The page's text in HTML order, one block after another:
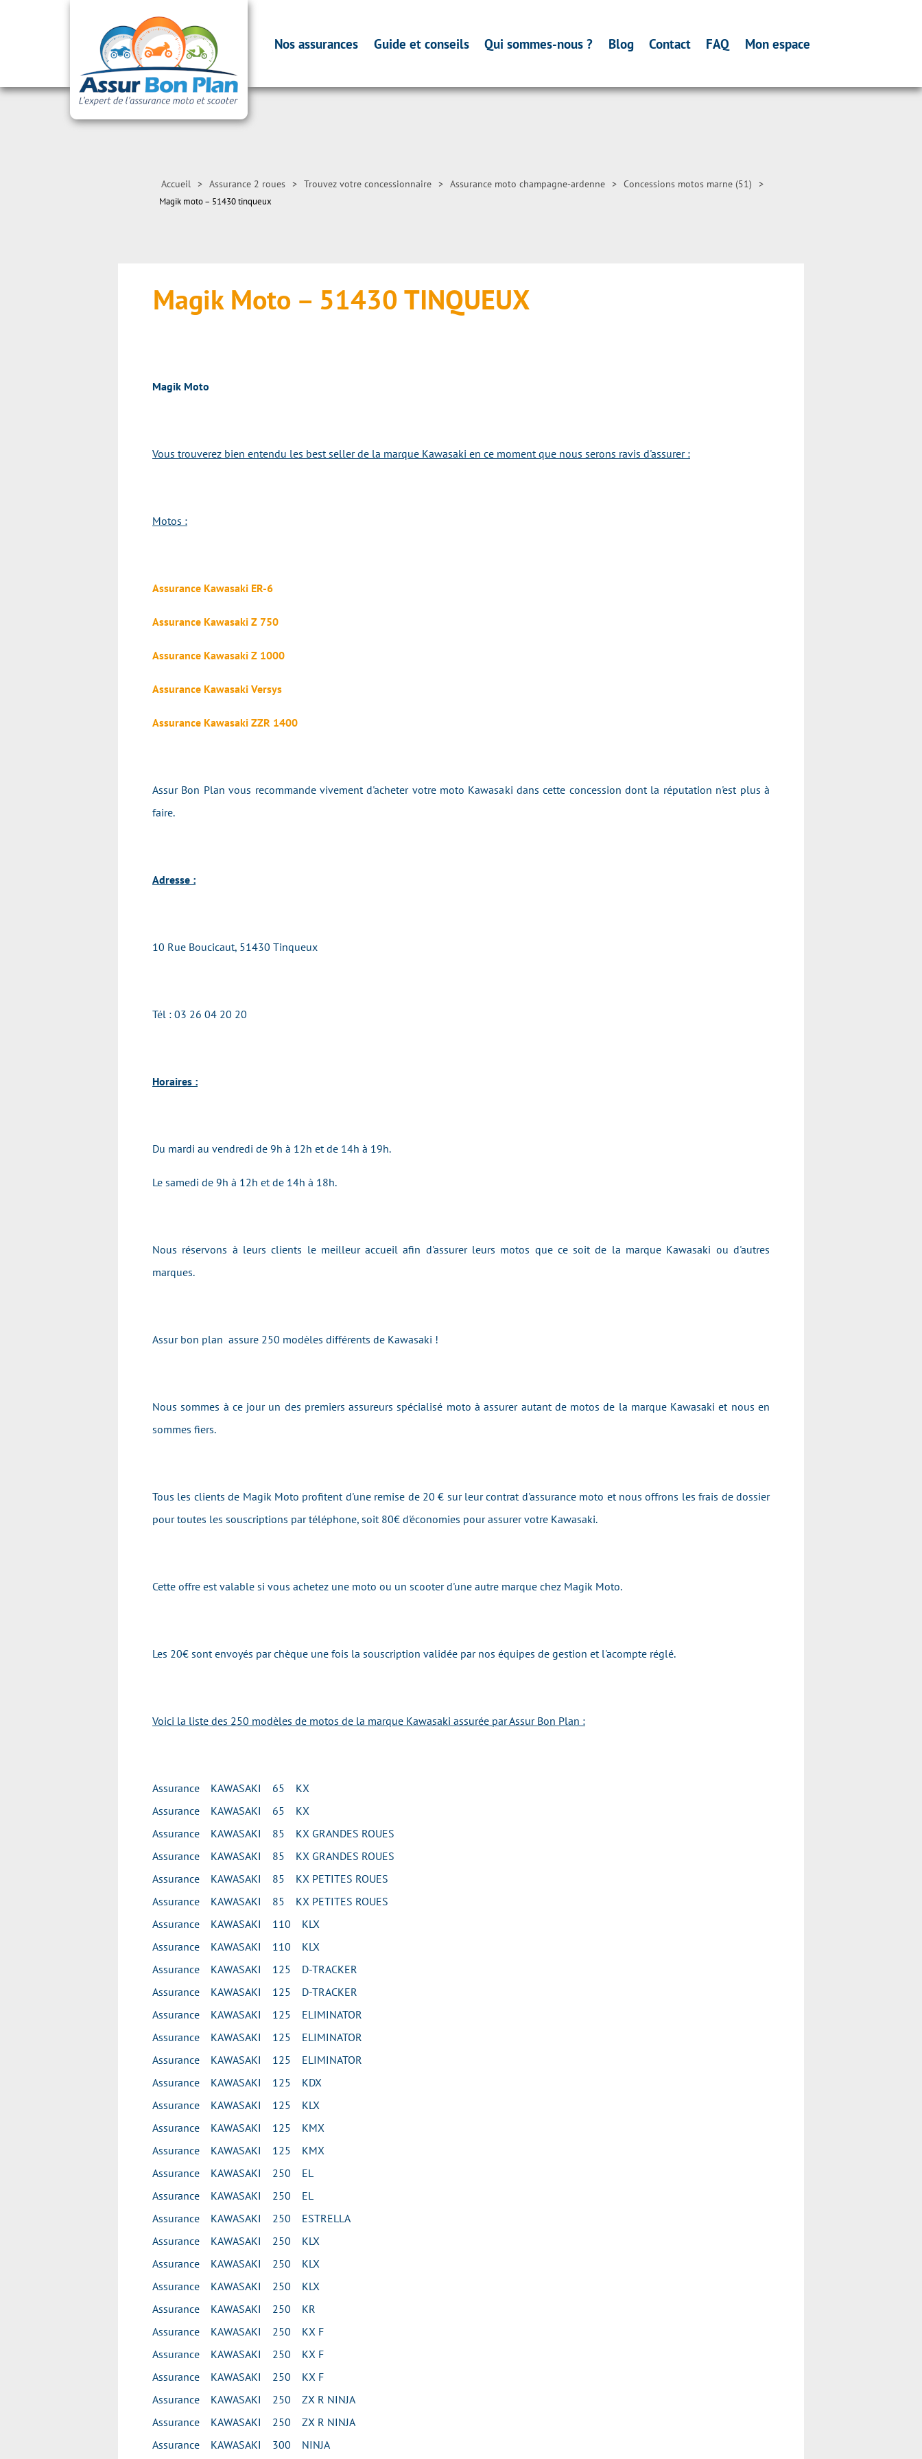
Nos assurances Guide et conseils Qui sommes-nous ? Blog Contact FAQ Mon espace
Accueil > Assurance 2 roues > Trouvez votre concessionnaire > Assurance moto champagne-ardenne > Concessions motos marne (51) >
Magik moto – 51430 tinqueux
Magik Moto – 51430 TINQUEUX
Magik Moto
Vous trouverez bien entendu les best seller de la marque Kawasaki en ce moment que nous serons ravis d'assurer :
Motos :
Assurance Kawasaki ER-6
Assurance Kawasaki Z 750
Assurance Kawasaki Z 1000
Assurance Kawasaki Versys
Assurance Kawasaki ZZR 1400
Assur Bon Plan vous recommande vivement d'acheter votre moto Kawasaki dans cette concession dont la réputation n'est plus à
faire.
Adresse :
10 Rue Boucicaut, 51430 Tinqueux
Tél : 03 26 04 20 20
Horaires :
Du mardi au vendredi de 9h à 12h et de 14h à 19h.
Le samedi de 9h à 12h et de 14h à 18h.
Nous réservons à leurs clients le meilleur accueil afin d'assurer leurs motos que ce soit de la marque Kawasaki ou d'autres
marques.
Assur bon plan assure 250 modèles différents de Kawasaki !
Nous sommes à ce jour un des premiers assureurs spécialisé moto à assurer autant de motos de la marque Kawasaki et nous en
sommes fiers.
Tous les clients de Magik Moto profitent d'une remise de 20 € sur leur contrat d'assurance moto et nous offrons les frais de dossier
pour toutes les souscriptions par téléphone, soit 80€ d'économies pour assurer votre Kawasaki.
Cette offre est valable si vous achetez une moto ou un scooter d'une autre marque chez Magik Moto.
Les 20€ sont envoyés par chèque une fois la souscription validée par nos équipes de gestion et l'acompte réglé.
Voici la liste des 250 modèles de motos de la marque Kawasaki assurée par Assur Bon Plan :
Assurance KAWASAKI 65 KX
Assurance KAWASAKI 65 KX
Assurance KAWASAKI 85 KX GRANDES ROUES
Assurance KAWASAKI 85 KX GRANDES ROUES
Assurance KAWASAKI 85 KX PETITES ROUES
Assurance KAWASAKI 85 KX PETITES ROUES
Assurance KAWASAKI 110 KLX
Assurance KAWASAKI 110 KLX
Assurance KAWASAKI 125 D-TRACKER
Assurance KAWASAKI 125 D-TRACKER
Assurance KAWASAKI 125 ELIMINATOR
Assurance KAWASAKI 125 ELIMINATOR
Assurance KAWASAKI 125 ELIMINATOR
Assurance KAWASAKI 125 KDX
Assurance KAWASAKI 125 KLX
Assurance KAWASAKI 125 KMX
Assurance KAWASAKI 125 KMX
Assurance KAWASAKI 250 EL
Assurance KAWASAKI 250 EL
Assurance KAWASAKI 250 ESTRELLA
Assurance KAWASAKI 250 KLX
Assurance KAWASAKI 250 KLX
Assurance KAWASAKI 250 KLX
Assurance KAWASAKI 250 KR
Assurance KAWASAKI 250 KX F
Assurance KAWASAKI 250 KX F
Assurance KAWASAKI 250 KX F
Assurance KAWASAKI 250 ZX R NINJA
Assurance KAWASAKI 250 ZX R NINJA
Assurance KAWASAKI 300 NINJA